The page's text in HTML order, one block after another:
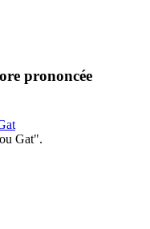
prononcée
Gat".